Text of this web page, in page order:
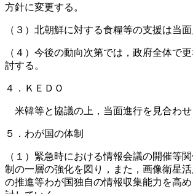
方針に変更する。
（３）北朝鮮に対する食糧等の支援は当面
（４）今後の動向次第では，政府全体で
討する。
４．ＫＥＤＯ
米韓等と協議の上，当面進行を見合わせ
５．わが国の体制
（１）緊急時における情報会議の開催等
制の一層の強化を図り，また，画像衛星
の推進等わが国独自の情報収集能力を高